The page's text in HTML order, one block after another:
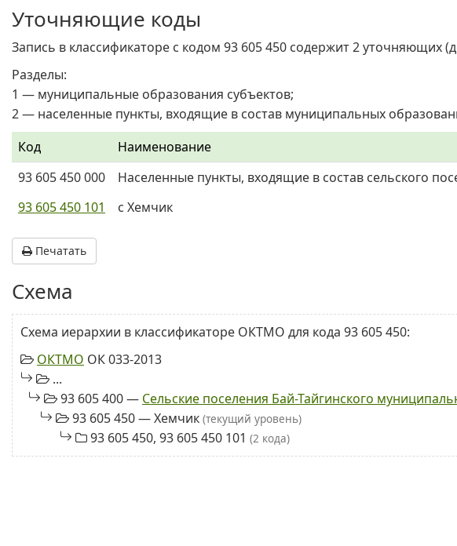
Уточняющие коды
Запись в классификаторе с кодом 93 605 450 содержит 2 уточняющих
Разделы:
1 — муниципальные образования субъектов;
2 — населенные пункты, входящие в состав муниципальных
Код
Наименование
93 605 450 000
Населенные пункты, входящие в состав сельского
93 605 450 101
с Хемчик
Печатать
Схема
Схема иерархии в классификаторе ОКТМО для кода 93 605 450:
ОКТМО ОК 033-2013
...
93 605 400 — Сельские поселения Бай-Тайгинского
93 605 450 — Хемчик (текущий уровень)
93 605 450, 93 605 450 101 (2 кода)